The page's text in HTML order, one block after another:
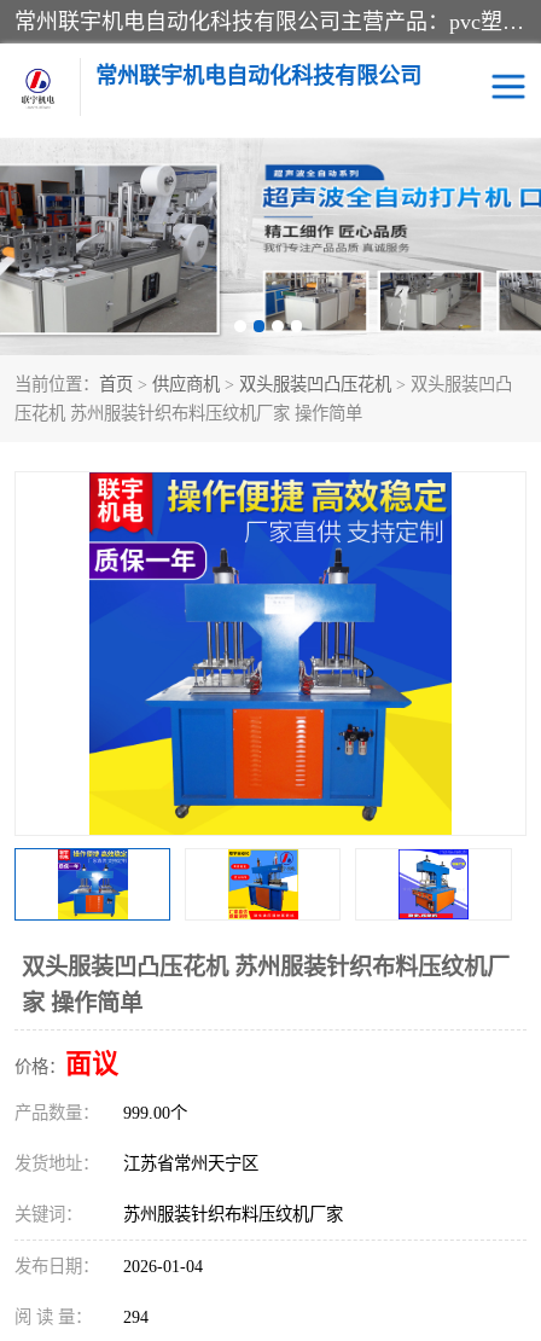
常州联宇机电自动化科技有限公司主营产品：pvc塑料焊机、高频热合机、软膜天花压边机、服装布料凹凸压花机、布料3d压印设备、服装植胶设备、超声波布料花边机、无纺布热合机、全自动压花机。
常州联宇机电自动化科技有限公司
当前位置： 首页 > 供应商机 > 双头服装凹凸压花机 > 双头服装凹凸
压花机 苏州服装针织布料压纹机厂家 操作简单
双头服装凹凸压花机 苏州服装针织布料压纹机厂
家 操作简单
价格： 面议
产品数量： 999.00个
发货地址： 江苏省常州天宁区
关键词： 苏州服装针织布料压纹机厂家
发布日期： 2026-01-04
阅 读 量： 294
压花定型机以及压花模具 超声波热合机
高频热合机 超声波花边机
超声波复合压花机 凹凸压花机压标机
3040凹凸压花机 双头服装凹凸压花机
高频压花压标机 自动超声波打片成型机
泡壳包装封口机 海绵产品成型机